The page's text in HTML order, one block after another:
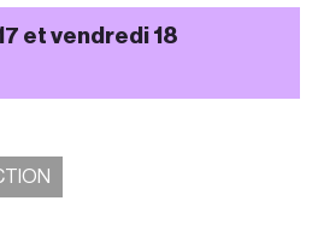
et vendredi 18